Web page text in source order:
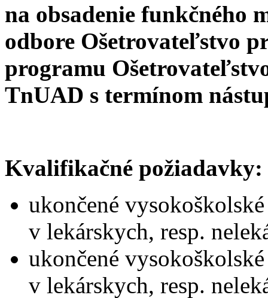
na obsadenie funkčného
odbore Ošetrovateľstvo
programu
TnUAD s termínom
Kvalifikačné požiadavky:
ukončené
v lekárskych, resp.
ukončené
v lekárskych, resp.